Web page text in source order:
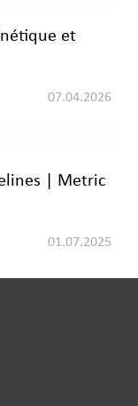
et
07.04.2026
| Metric
01.07.2025